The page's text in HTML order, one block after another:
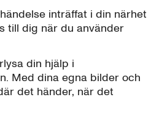
inträffat i din närhet
till dig när du använder
din hjälp i
Med dina egna bilder och
det händer, när det